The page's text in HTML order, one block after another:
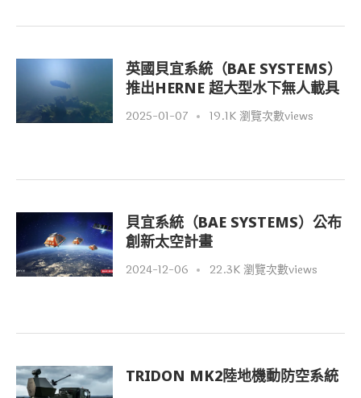
英國貝宜系統（BAE SYSTEMS）
推出HERNE 超大型水下無人載具
2025-01-07 19.1K 瀏覽次數views
貝宜系統（BAE SYSTEMS）公布
創新太空計畫
2024-12-06 22.3K 瀏覽次數views
TRIDON MK2陸地機動防空系統